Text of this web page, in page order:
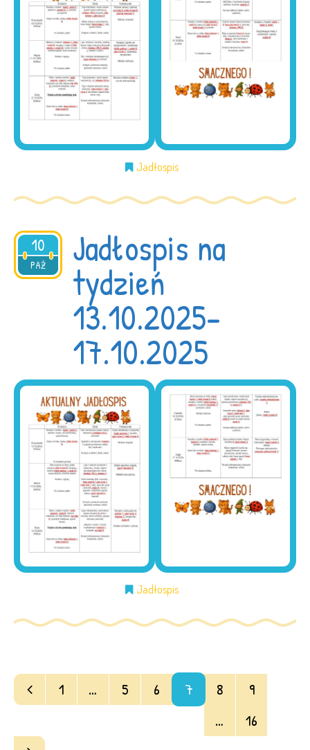
Jadłospis
10
PAŹ
2025 Jadłospis na
tydzień
13.10.2025-
17.10.2025
Jadłospis
1 … 5 6 7 8
9
…
16